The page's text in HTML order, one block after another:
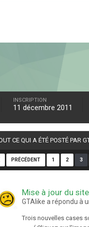
INSCRIPTION
11 décembre 2011
CE QUI A ÉTÉ POSTÉ PAR
PRÉCÉDENT 1 2 3
Mise à jour du
GTAlike a répondu à
Trois nouvelles cases